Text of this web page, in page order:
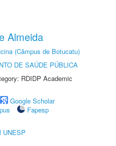
Almeida
(Câmpus de Botucatu)
DE SAÚDE PÚBLICA
RDIDP Academic
Google Scholar
Fapesp
UNESP